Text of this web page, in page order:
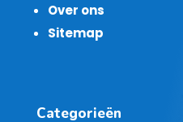
Over ons
Sitemap
Categorieën